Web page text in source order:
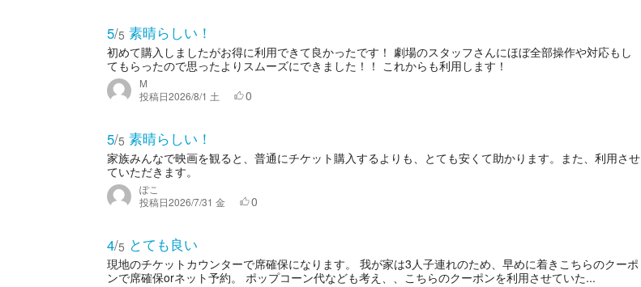
5/5 素晴らしい！
初めて購入しましたがお得に利用できて良かったです！ 劇場のスタッフさんにほぼ全部操作や対応もし
てもらったので思ったよりスムーズにできました！！ これからも利用します！
M
投稿日2026/8/1 土 0
5/5 素晴らしい！
家族みんなで映画を観ると、普通にチケット購入するよりも、とても安くて助かります。また、利用させ
ていただきます。
ぽこ
投稿日2026/7/31 金 0
4/5 とても良い
現地のチケットカウンターで席確保になります。 我が家は3人子連れのため、早めに着きこちらのクーポ
ンで席確保orネット予約。 ポップコーン代なども考え、、こちらのクーポンを利用させていた...